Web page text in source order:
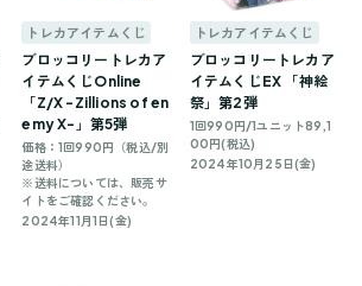
トレカアイテムくじ
ブロッコリートレカア
イテムくじOnline
「Z/X -Zillions of en
emy X-」第5弾
価格：1回990円（税込/別
途送料）
※送料については、販売サ
イトをご確認ください。
2024年11月1日(金)
トレカアイテムくじ
ブロッコリートレカア
イテムくじEX 「神絵
祭」第2弾
1回990円/1ユニット89,1
00円(税込)
2024年10月25日(金)